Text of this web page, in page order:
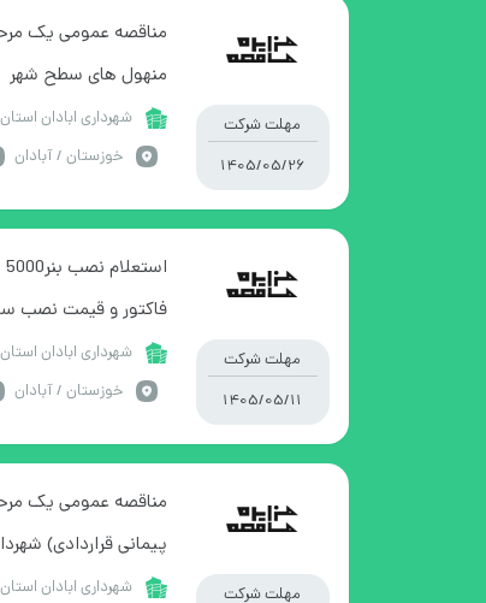
مهلت شرکت
1405/05/26
مناقصه عمومی یک
منهول های سطح شهر
شهرداری ابادان
خوزستان / آبادان
مهلت شرکت
1405/05/11
فاکتور و قیمت نصب
شود- شرایط خرید
شهرداری ابادان
خوزستان / آبادان
مهلت شرکت
مناقصه عمومی یک
پیمانی قراردادی)
شهرداری ابادان